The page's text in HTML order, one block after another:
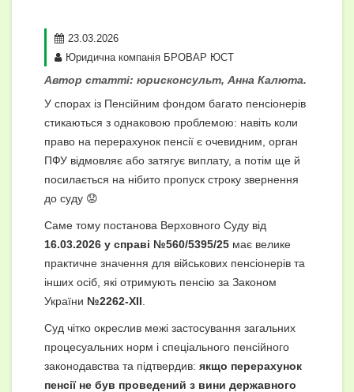
23.03.2026
Юридична компанія БРОВАР ЮСТ
Автор статті: юрисконсульт, Анна Калюта.
У спорах із Пенсійним фондом багато пенсіонерів
стикаються з однаковою проблемою: навіть коли
право на перерахунок пенсії є очевидним, орган
ПФУ відмовляє або затягує виплату, а потім ще й
посилається на нібито пропуск строку звернення
до суду 😟
Саме тому постанова Верховного Суду від
16.03.2026 у справі №560/5395/25 має велике
практичне значення для військових пенсіонерів та
інших осіб, які отримують пенсію за Законом
України №2262-XII
Суд чітко окреслив межі застосування загальних
процесуальних норм і спеціального пенсійного
законодавства та підтвердив: якщо перерахунок
пенсії не був проведений з вини державного